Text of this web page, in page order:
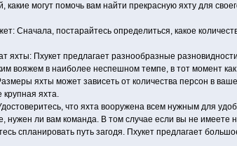
какие могут помочь вам найти прекрасную яхту для
Сначала, постарайтесь определиться, какое
яхты: Пхукет предлагает разнообразные
вояжем в наиболее неспешном темпе, в тот момент
яхты может зависеть от количества персон в
крупная яхта.
что яхта вооружена всем нужным для
нужен ли вам команда. В том случае если вы не имеете
спланировать путь загодя. Пхукет предлагает